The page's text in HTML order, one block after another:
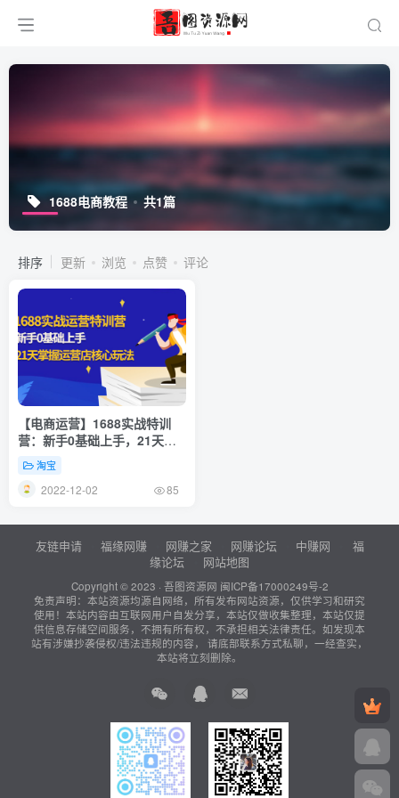
1688电商教程 共1篇
排序 更新 浏览 点赞 评论
【电商运营】1688实战特训
营：新手0基础上手，21天掌
握运营店核心玩法
淘宝
2022-12-02 85
友链申请 福缘网赚 网赚之家 网赚论坛 中赚网
福
缘论坛
网站地图
Copyright © 2023 · 吾图资源网 闽ICP备17000249号-2
免责声明：本站资源均源自网络，所有发布网站资源，仅供学习和研究
使用！本站内容由互联网用户自发分享，本站仅做收集整理，本站仅提
供信息存储空间服务，不拥有所有权，不承担相关法律责任。如发现本
站有涉嫌抄袭侵权/违法违规的内容， 请底部联系方式私聊，一经查实，
本站将立刻删除。